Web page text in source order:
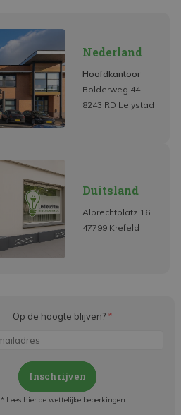
Nederland
Hoofdkantoor
Bolderweg 44
8243 RD Lelystad
Duitsland
Albrechtplatz 16
47799 Krefeld
Op de hoogte blijven? *
Inschrijven
* Lees hier de wettelijke beperkingen